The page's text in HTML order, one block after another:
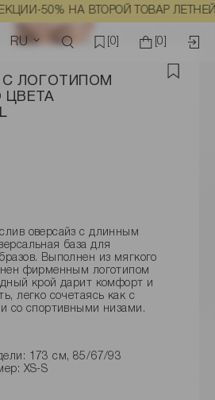
-50% НА ВТОРОЙ ТОВАР ЛЕТНЕЙ
RU [0] [0]
ЛОГОТИПОМ
ЦВЕТА
оверсайз с длинным
база для
Выполнен из мягкого
фирменным логотипом
крой дарит комфорт и
легко сочетаясь как с
со спортивными низами.
173 см, 85/67/93
XS-S